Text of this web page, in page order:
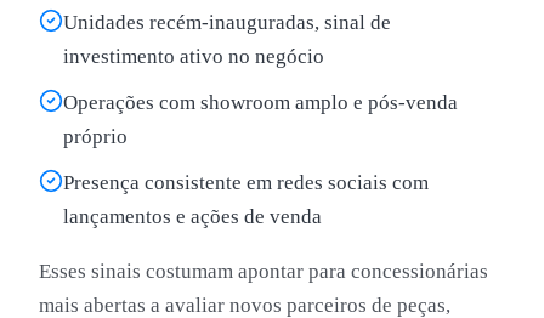
Unidades recém-inauguradas, sinal de
investimento ativo no negócio
Operações com showroom amplo e pós-venda
próprio
Presença consistente em redes sociais com
lançamentos e ações de venda
Esses sinais costumam apontar para concessionárias
mais abertas a avaliar novos parceiros de peças,